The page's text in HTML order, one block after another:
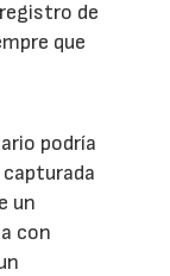
de
que
podría
un
con